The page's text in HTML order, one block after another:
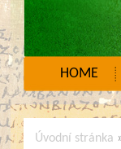
HOME
Úvodní stránka